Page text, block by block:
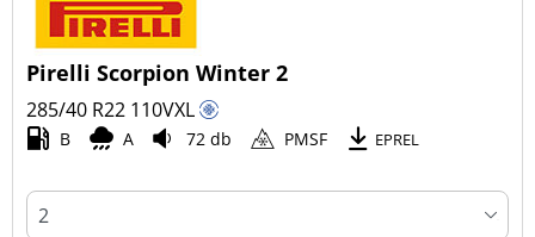
Pirelli Scorpion Winter 2
285/40 R22 110VXL
B A 72 db PMSF EPREL